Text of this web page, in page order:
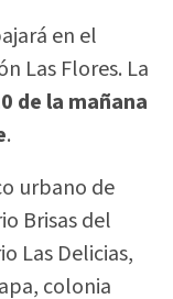
en el
Las Flores. La
de la mañana
.
urbano de
Brisas del
Las Delicias,
colonia